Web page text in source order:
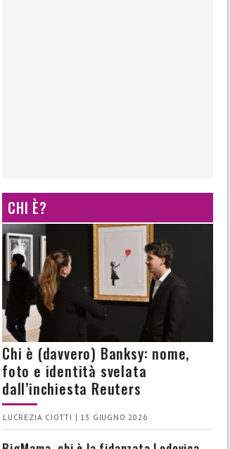
CHI È?
Chi è (davvero) Banksy: nome,
foto e identità svelata
dall’inchiesta Reuters
LUCREZIA CIOTTI | 13 GIUGNO 2026